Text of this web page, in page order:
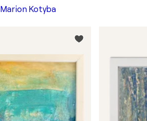
Marion Kotyba